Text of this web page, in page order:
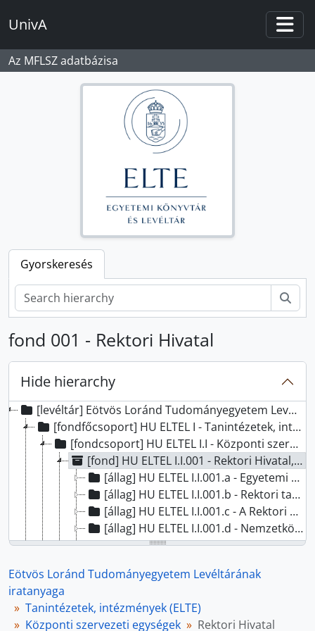
UnivA
Az MFLSZ adatbázisa
Gyorskeresés
fond 001 - Rektori Hivatal
Hide hierarchy
[levéltár] Eötvös Loránd Tudományegyetem Levéltárának iratanyaga, 1263 - 2025
[fondfőcsoport] HU ELTEL I - Tanintézetek, intézmények (ELTE), 1635 - 2025
[fondcsoport] HU ELTEL I.I - Központi szervezeti egységek, 1635 - 2025
[fond] HU ELTEL I.I.001 - Rektori Hivatal, 1635-2025
[állag] HU ELTEL I.I.001.a - Egyetemi tanácsülési jegyzőkönyvek, 1940 - 2010
[állag] HU ELTEL I.I.001.b - Rektori tanácsülési jegyzőkönyvek, 1951 - 2011
[állag] HU ELTEL I.I.001.c - A Rektori Hivatal iratai, 1635 - 2011
[állag] HU ELTEL I.I.001.d - Nemzetközi kapcsolatok iratai, 1959 - 2007
[állag] HU ELTEL I.I.001.e - Tudományos munkával kapcsolatos iratok, 1956 - 2005
[állag] HU ELTEL I.I.001.g - Munkatervek, jelentések beszámolók, 1952 - 1975
[állag] HU ELTEL I.I.001.i - Bizalmas iratok, 1950 - 1994
Eötvös Loránd Tudományegyetem Levéltárának
iratanyaga
Tanintézetek, intézmények (ELTE)
Központi szervezeti egységek
Rektori Hivatal